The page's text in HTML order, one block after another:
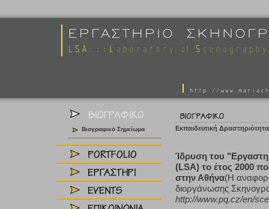
Βιογραφικό Σημείωμα Εκπαιδευτική Δραστηριότητα
Ίδρυση του
(LSA) το έτος 2000
στην Αθήνα(Η
διοργάνωσης
http://www.pq.cz/en/